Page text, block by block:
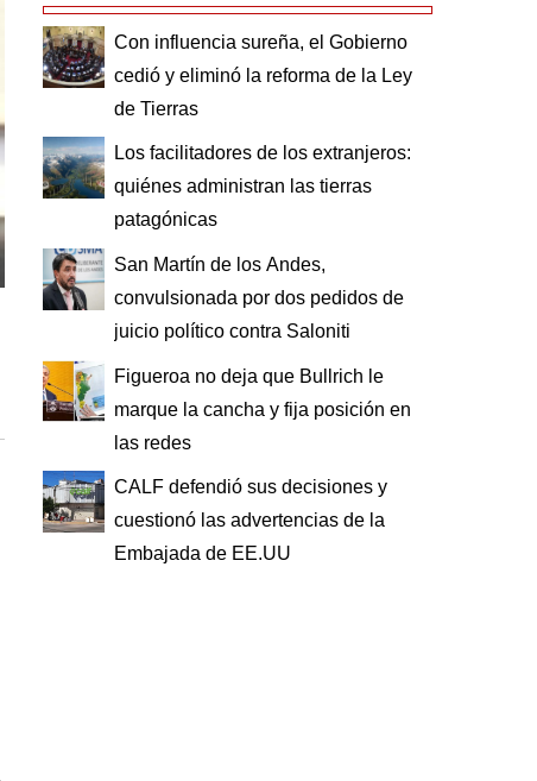
Con influencia sureña, el Gobierno
cedió y eliminó la reforma de la Ley
de Tierras
Los facilitadores de los extranjeros:
quiénes administran las tierras
patagónicas
San Martín de los Andes,
convulsionada por dos pedidos de
juicio político contra Saloniti
Figueroa no deja que Bullrich le
marque la cancha y fija posición en
las redes
CALF defendió sus decisiones y
cuestionó las advertencias de la
Embajada de EE.UU